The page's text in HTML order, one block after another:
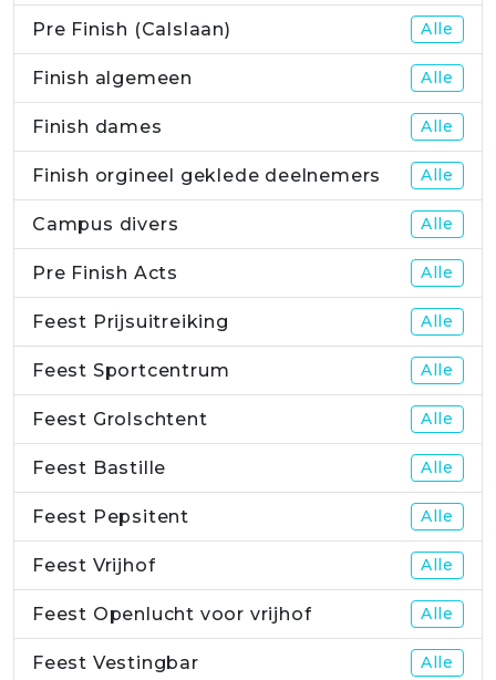
Pre Finish (Calslaan) Alle
Finish algemeen Alle
Finish dames Alle
Finish orgineel geklede deelnemers Alle
Campus divers Alle
Pre Finish Acts Alle
Feest Prijsuitreiking Alle
Feest Sportcentrum Alle
Feest Grolschtent Alle
Feest Bastille Alle
Feest Pepsitent Alle
Feest Vrijhof Alle
Feest Openlucht voor vrijhof Alle
Feest Vestingbar Alle